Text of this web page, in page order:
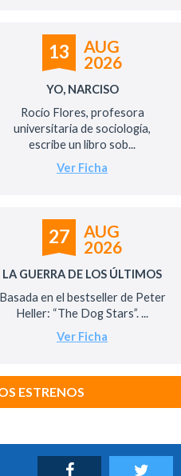
13
AUG
2026
YO, NARCISO
Rocío Flores, profesora
universitaria de sociología,
escribe un libro sob...
Ver Ficha
27
AUG
2026
LA GUERRA DE LOS ÚLTIMOS
Basada en el bestseller de Peter
Heller: “The Dog Stars”. ...
Ver Ficha
ESTRENOS